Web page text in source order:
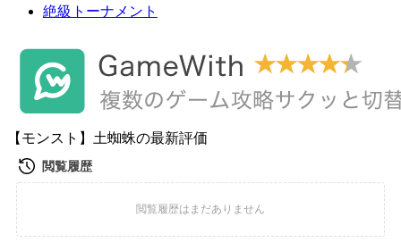
絶級トーナメント
【モンスト】土蜘蛛の最新評価